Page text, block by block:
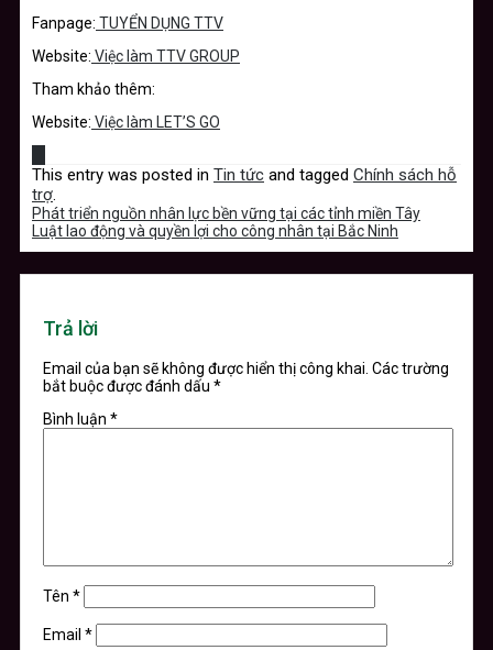
Fanpage: TUYỂN DỤNG TTV
Website: Việc làm TTV GROUP
Tham khảo thêm:
Website: Việc làm LET’S GO
This entry was posted in Tin tức and tagged Chính sách hỗ
trợ.
Phát triển nguồn nhân lực bền vững tại các tỉnh miền Tây
Luật lao động và quyền lợi cho công nhân tại Bắc Ninh
Trả lời
Email của bạn sẽ không được hiển thị công khai. Các trường
bắt buộc được đánh dấu *
Bình luận *
Tên *
Email *